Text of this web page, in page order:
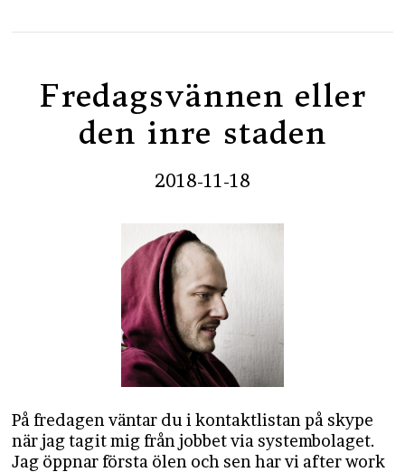
Fredagsvännen eller
den inre staden
2018-11-18
På fredagen väntar du i kontaktlistan på skype
när jag tagit mig från jobbet via systembolaget.
Jag öppnar första ölen och sen har vi after work